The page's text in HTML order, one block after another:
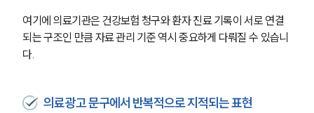
여기에 의료기관은 건강보험 청구와 환자 진료 기록이 서로 연결
되는 구조인 만큼 자료 관리 기준 역시 중요하게 다뤄질 수 있습니
다.
의료광고 문구에서 반복적으로 지적되는 표현